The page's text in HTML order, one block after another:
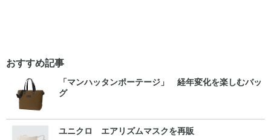
おすすめ記事
「マンハッタンポーテージ」 経年変化を楽しむバッ
グ
ユニクロ エアリズムマスクを再販